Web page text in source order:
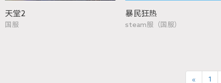
天堂2
国服
暴民狂热
steam服（国服）
« 1